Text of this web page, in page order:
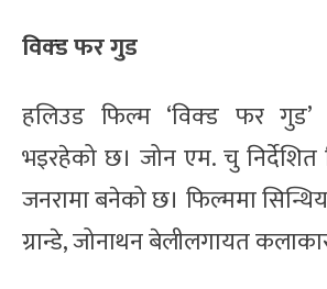
विक्ड फर गुड
हलिउड फिल्म ‘विक्ड फर गुड’
भइरहेको छ। जोन एम. चु निर्देशित
जनरामा बनेको छ। फिल्ममा
ग्रान्डे, जोनाथन बेलीलगायत